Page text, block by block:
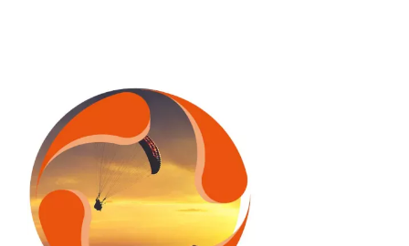
Contact
Se connecter
Rechercher: